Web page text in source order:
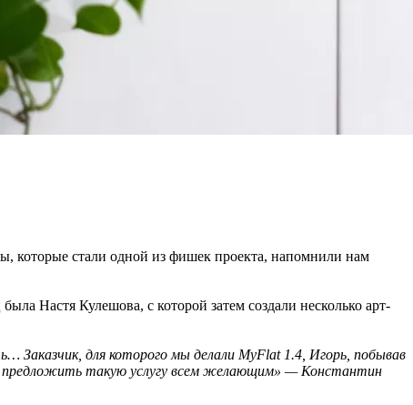
которые стали одной из фишек проекта, напомнили нам
Настя Кулешова, с которой затем создали несколько арт-
Заказчик, для которого мы делали MyFlat 1.4, Игорь, побывав
предложить такую услугу всем желающим» — Константин